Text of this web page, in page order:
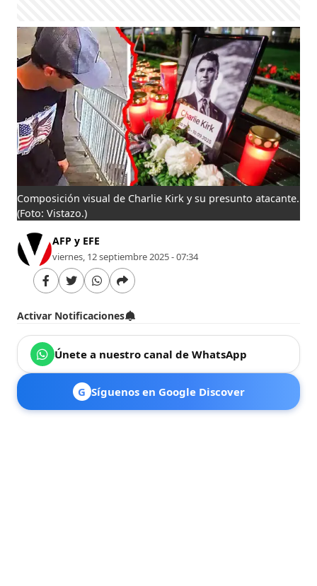
Composición visual de Charlie Kirk y su presunto atacante.
(Foto: Vistazo.)
AFP y EFE
viernes, 12 septiembre 2025 - 07:34
Activar Notificaciones
Únete a nuestro canal de WhatsApp
G Síguenos en Google Discover